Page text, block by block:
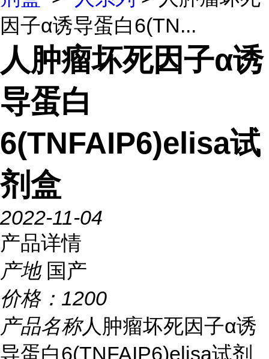
因子α诱导蛋白6(TN...
人肿瘤坏死因子α诱
导蛋白
6(TNFAIP6)elisa试
剂盒
2022-11-04
产品详情
产地 国产
价格： 1200
产品名称人肿瘤坏死因子α诱
导蛋白6(TNFAIP6)elisa试剂